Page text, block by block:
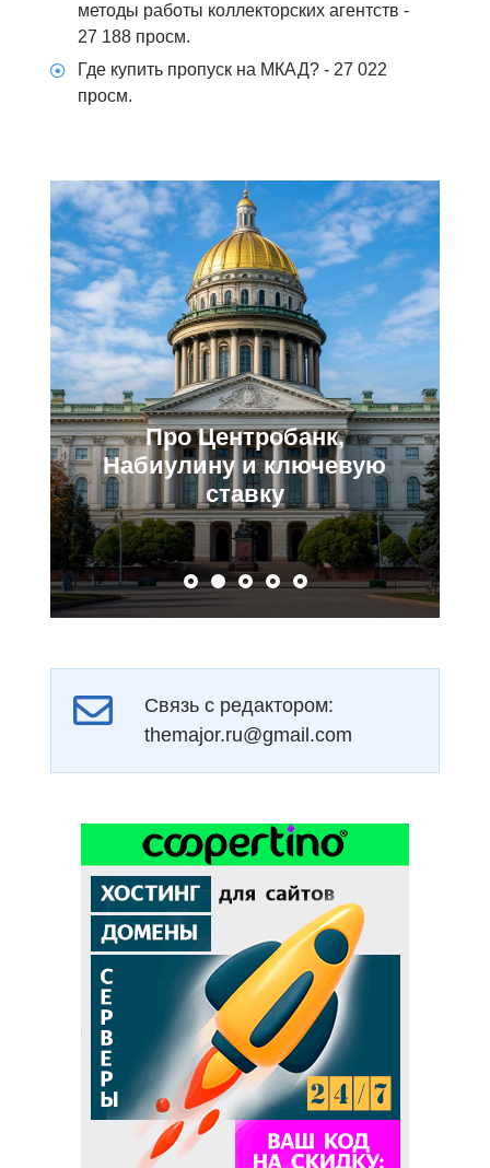
методы работы коллекторских агентств -
27 188 просм.
Где купить пропуск на МКАД? - 27 022
просм.
Про Центробанк,
Набиулину и ключевую
ставку
Связь с редактором:
themajor.ru@gmail.com